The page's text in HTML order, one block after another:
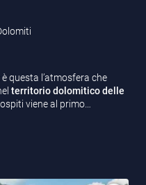
questa l’atmosfera che
territorio dolomitico delle
viene al primo…